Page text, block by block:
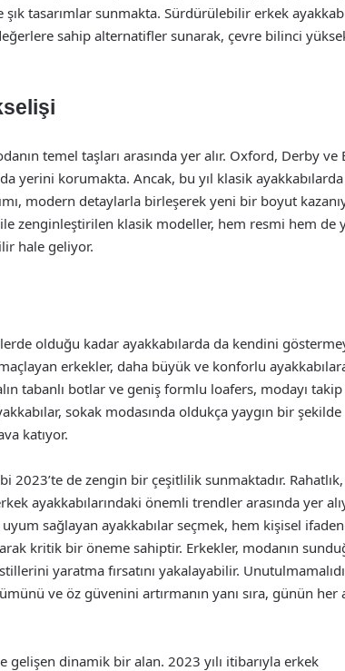
tasarımlar sunmakta. Sürdürülebilir erkek
sahip alternatifler sunarak, çevre bilinci
temel taşları arasında yer alır. Oxford, Derby ve
yerini korumakta. Ancak, bu yıl klasik
modern detaylarla birleşerek yeni bir boyut
zenginleştirilen klasik modeller, hem resmi hem de
hale geliyor.
olduğu kadar ayakkabılarda da kendini
erkekler, daha büyük ve konforlu
tabanlı botlar ve geniş formlu loafers, modayı takip
sokak modasında oldukça yaygın bir şekilde
katıyor.
2023’te de zengin bir çeşitlilik sunmaktadır. Rahatlık,
ayakkabılarındaki önemli trendler arasında yer
uyum sağlayan ayakkabılar seçmek, hem kişisel
kritik bir öneme sahiptir. Erkekler, modanın
yaratma fırsatını yakalayabilir.
ve öz güvenini artırmanın yanı sıra, günün her
gelişen dinamik bir alan. 2023 yılı itibarıyla erkek